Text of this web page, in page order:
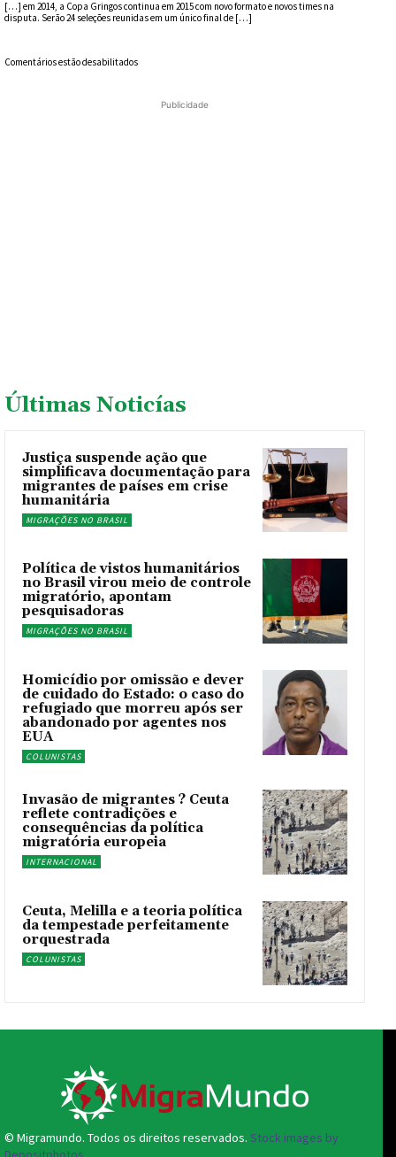
[…] em 2014, a Copa Gringos continua em 2015 com novo formato e novos times na
disputa. Serão 24 seleções reunidas em um único final de […]
Comentários estão desabilitados
Publicidade
Últimas Noticías
Justiça suspende ação que
simplificava documentação para
migrantes de países em crise
humanitária
MIGRAÇÕES NO BRASIL
Política de vistos humanitários
no Brasil virou meio de controle
migratório, apontam
pesquisadoras
MIGRAÇÕES NO BRASIL
Homicídio por omissão e dever
de cuidado do Estado: o caso do
refugiado que morreu após ser
abandonado por agentes nos
EUA
COLUNISTAS
Invasão de migrantes ? Ceuta
reflete contradições e
consequências da política
migratória europeia
INTERNACIONAL
Ceuta, Melilla e a teoria política
da tempestade perfeitamente
orquestrada
COLUNISTAS
© Migramundo. Todos os direitos reservados. Stock images by